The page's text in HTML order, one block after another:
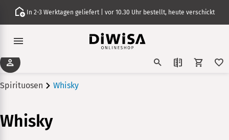
In 2-3 Werktagen geliefert | vor 10.30 Uhr bestellt, heute verschickt
Spirituosen Whisky
Whisky